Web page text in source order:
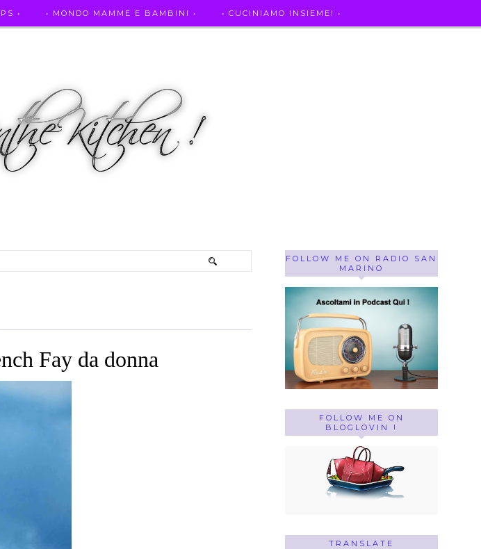
• • MONDO MAMME E BAMBINI • • CUCINIAMO INSIEME! •
Fay da donna
FOLLOW ME ON RADIO SAN
MARINO
FOLLOW ME ON
BLOGLOVIN !
TRANSLATE